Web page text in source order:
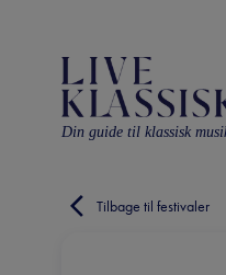
Din guide til klassisk
Tilbage til festivaler